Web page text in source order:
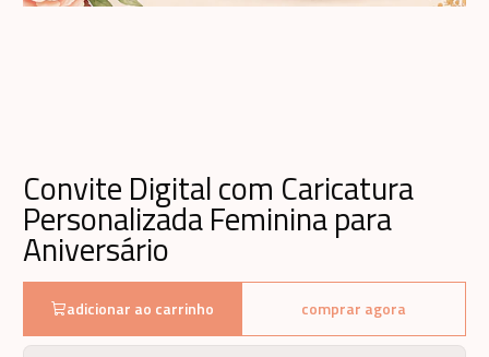
Convite Digital com Caricatura
Personalizada Feminina para
Aniversário
adicionar ao carrinho comprar agora